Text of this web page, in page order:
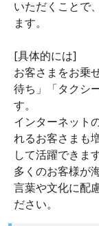
いただくことで
ます。
[具体的には]
お客さまをお乗
待ち」「タクシ
す。
インターネット
れるお客さまも
して活躍できます
多くのお客様が
言葉や文化に配
ださい。